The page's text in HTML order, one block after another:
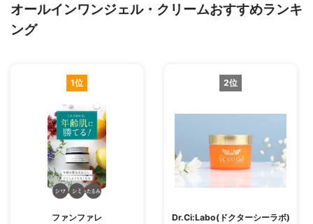
オールインワンジェル・クリームおすすめランキ
ング
1位
ファンファレ
2位
Dr.Ci:Labo(ドクターシーラボ)